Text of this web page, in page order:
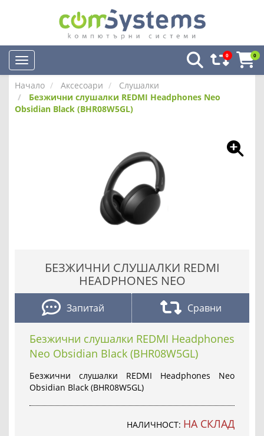
0 0
Начало Аксесоари
Слушалки
Безжични слушалки REDMI Headphones Neo
Obsidian Black (BHR08W5GL)
БЕЗЖИЧНИ СЛУШАЛКИ REDMI
HEADPHONES NEO
Запитай Сравни
Безжични слушалки REDMI Headphones
Neo Obsidian Black (BHR08W5GL)
Безжични слушалки REDMI Headphones Neo
Obsidian Black (BHR08W5GL)
НАЛИЧНОСТ: НА СКЛАД